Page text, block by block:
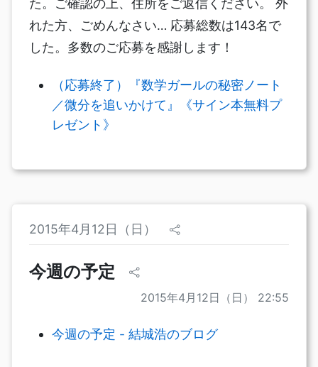
れた方、ごめんなさい… 応募総数は143名で
した。多数のご応募を感謝します！
（応募終了）『数学ガールの秘密ノート
／微分を追いかけて』《サイン本無料プ
レゼント》
2015年4月12日（日）
今週の予定
2015年4月12日（日） 22:55
今週の予定 - 結城浩のブログ